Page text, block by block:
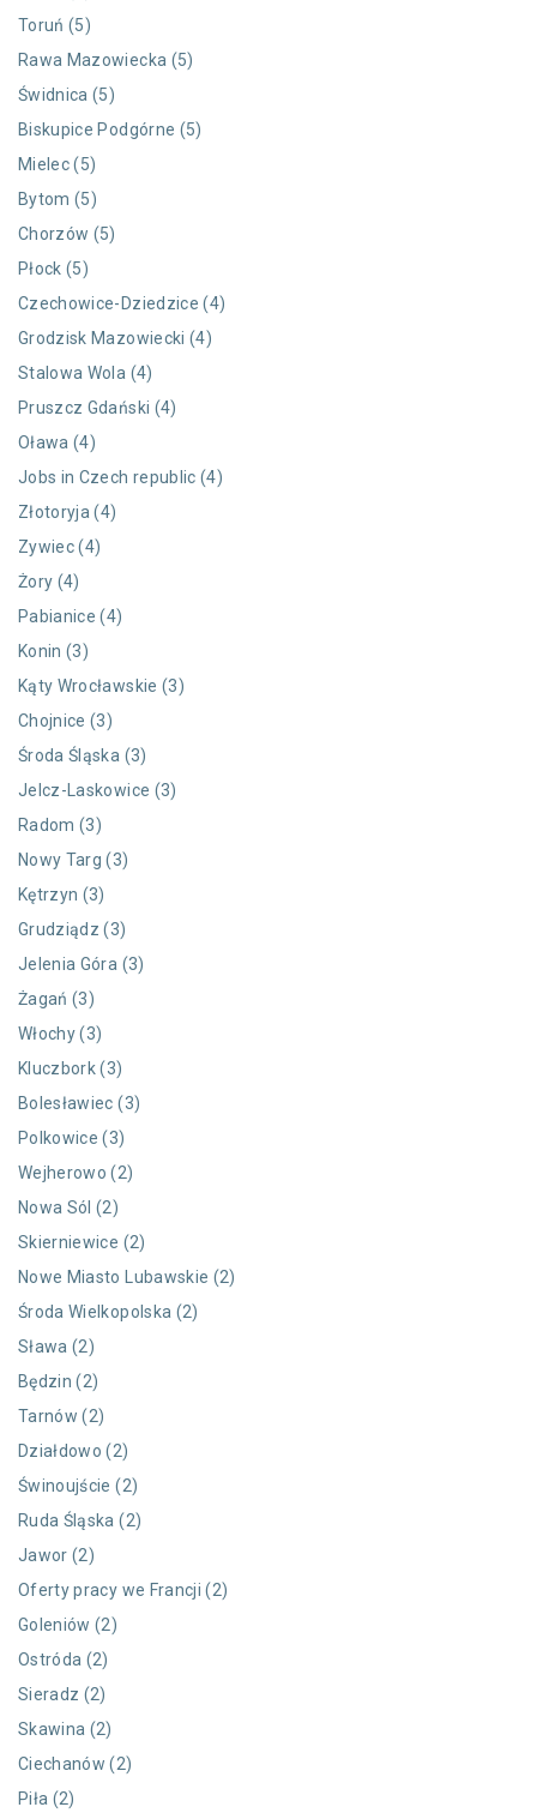
Toruń (5)
Rawa Mazowiecka (5)
Świdnica (5)
Biskupice Podgórne (5)
Mielec (5)
Bytom (5)
Chorzów (5)
Płock (5)
Czechowice-Dziedzice (4)
Grodzisk Mazowiecki (4)
Stalowa Wola (4)
Pruszcz Gdański (4)
Oława (4)
Jobs in Czech republic (4)
Złotoryja (4)
Zywiec (4)
Żory (4)
Pabianice (4)
Konin (3)
Kąty Wrocławskie (3)
Chojnice (3)
Środa Śląska (3)
Jelcz-Laskowice (3)
Radom (3)
Nowy Targ (3)
Kętrzyn (3)
Grudziądz (3)
Jelenia Góra (3)
Żagań (3)
Włochy (3)
Kluczbork (3)
Bolesławiec (3)
Polkowice (3)
Wejherowo (2)
Nowa Sól (2)
Skierniewice (2)
Nowe Miasto Lubawskie (2)
Środa Wielkopolska (2)
Sława (2)
Będzin (2)
Tarnów (2)
Działdowo (2)
Świnoujście (2)
Ruda Śląska (2)
Jawor (2)
Oferty pracy we Francji (2)
Goleniów (2)
Ostróda (2)
Sieradz (2)
Skawina (2)
Ciechanów (2)
Piła (2)